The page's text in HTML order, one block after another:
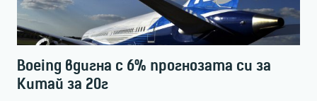
Boeing вдигна с 6% прогнозата си за
Китай за 20г